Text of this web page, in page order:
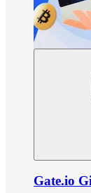
Gate.io